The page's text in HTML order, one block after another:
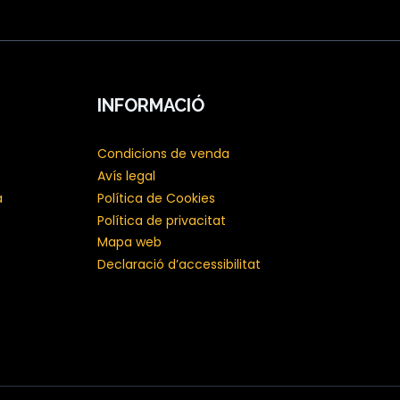
INFORMACIÓ
Condicions de venda
Avís legal
Política de Cookies
Política de privacitat
Mapa web
Declaració d’accessibilitat